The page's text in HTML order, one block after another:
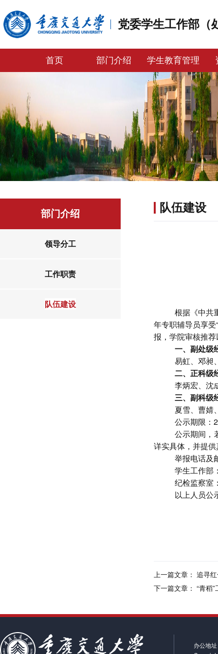
党委学生工作部（
首页 部门介绍 学生教育管理
部门介绍
领导分工
工作职责
队伍建设
队伍建设
根据《中共
年专职辅导员享受
报，学院审核推
一、副处级
易虹、邓昶
二、正科级
李炳宏、沈
三、副科级
夏雪、曹婧
公示期限：
公示期间，
详实具体，并提
举报电话及
学生工作部
纪检监察室
以上人员公
上一篇文章： 追寻
下一篇文章： “青稻
办公地